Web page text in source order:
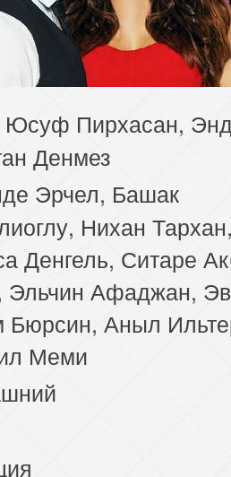
78 серия
79 серия
82 серия
83 серия
серия
87 серия
серия
94 серия
95 серия
серия 99 серия
Юсуф Пирхасан,
Денмез
Эрчел, Башак
Нихан
Денгель, Ситаре
Эльчин Афаджан,
Бюрсин, Аныл
Меми